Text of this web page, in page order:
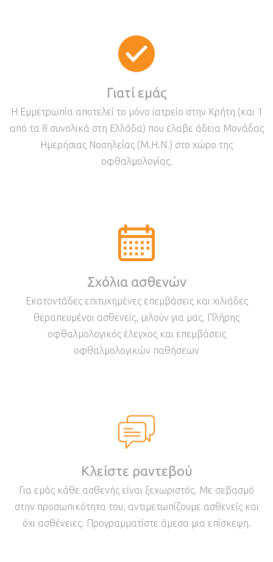
Γιατί εμάς
H Εμμετρωπία αποτελεί το μόνο ιατρείο στην Κρήτη (και 1
από τα 8 συνολικά στη Ελλάδα) που έλαβε άδεια Μονάδας
Ημερήσιας Νοσηλείας (Μ.Η.Ν.) στο χώρο της
οφθαλμολογίας.
Σχόλια ασθενών
Εκατοντάδες επιτυχημένες επεμβάσεις και χιλιάδες
θεραπευμένοι ασθενείς, μιλούν για μας. Πλήρης
οφθαλμολογικός έλεγχος και επεμβάσεις
οφθαλμολογικών παθήσεων
Κλείστε ραντεβού
Για εμάς κάθε ασθενής είναι ξεχωριστός. Με σεβασμό
στην προσωπικότητα του, αντιμετωπίζουμε ασθενείς και
όχι ασθένειες. Προγραμματίστε άμεσα μια επίσκεψη.